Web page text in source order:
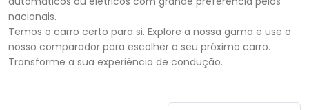
nacionais.
Temos o carro certo para si. Explore a nossa gama e use o
nosso comparador para escolher o seu próximo carro.
Transforme a sua experiência de condução.